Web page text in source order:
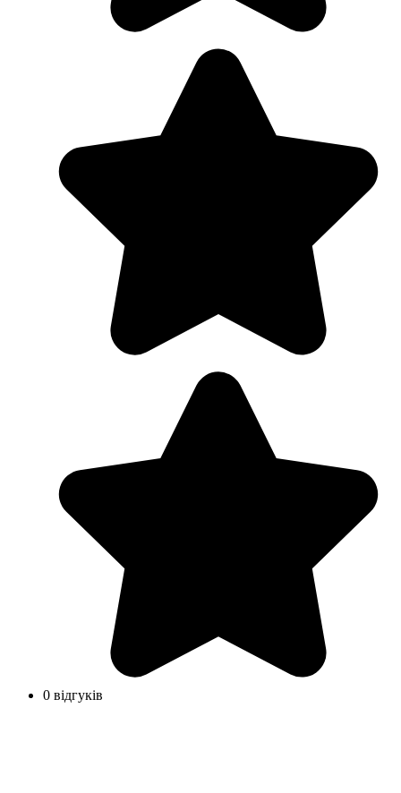
0 відгуків